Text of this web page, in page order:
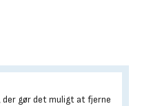
gør det muligt at fjerne